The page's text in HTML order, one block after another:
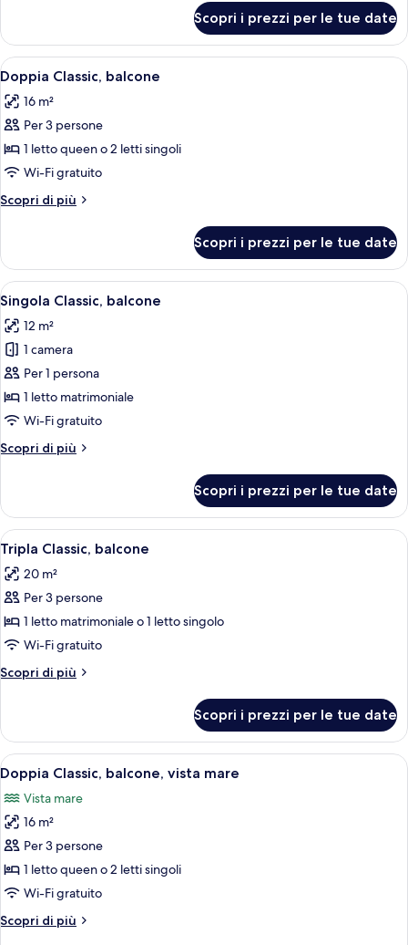
Classic,
balcone
Scopri i prezzi per le tue date
Apri
tutte
le
foto
per
Doppia
Classic,
balcone
Una camera d'albergo con un letto,
6
Doppia Classic, balcone
16 m²
Per 3 persone
1 letto queen o 2 letti singoli
Wi-Fi gratuito
Scopri di più
Altri
Classic,
balcone
Scopri i prezzi per le tue date
Apri
tutte
le
foto
per
Singola
Classic,
Un letto rifatto con lenzuola
5
Singola Classic, balcone
12 m²
1 camera
Per 1 persona
1 letto matrimoniale
Wi-Fi gratuito
Scopri di più
Altri
Classic,
balcone
Scopri i prezzi per le tue date
Apri
tutte
le
foto
per
Tripla
Classic,
balcone
Una camera d'albergo con un letto,
5
Tripla Classic, balcone
20 m²
Per 3 persone
1 letto matrimoniale o 1 letto singolo
Wi-Fi gratuito
Scopri di più
Altri
Classic,
balcone
Scopri i prezzi per le tue date
Apri
tutte
le
foto
per
Doppia
Classic,
vista
Una camera d'albergo con un letto,
7
Doppia Classic, balcone, vista mare
Vista mare
16 m²
Per 3 persone
1 letto queen o 2 letti singoli
Wi-Fi gratuito
Scopri di più
Altri